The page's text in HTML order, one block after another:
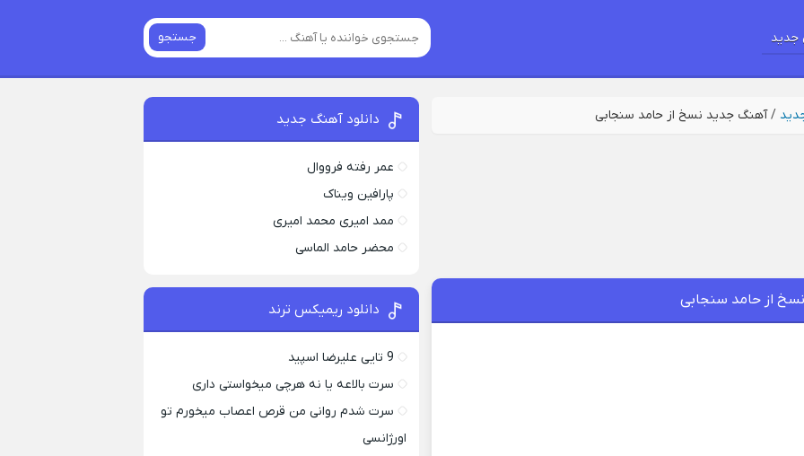
جستجو
/آهنگ جدید نسخ از حامد سنجابی
از حامد سنجابی
دانلود آهنگ جدید
عمر رفته فرووال
پارافين ویناک
ممد امیری محمد امیری
محضر حامد الماسی
دانلود ریمیکس ترند
9 تایی علیرضا اسپید
سرت بالاعه یا نه هرچی میخواستی داری
سرت شدم روانی من قرص اعصاب میخورم تو
اورژانسی